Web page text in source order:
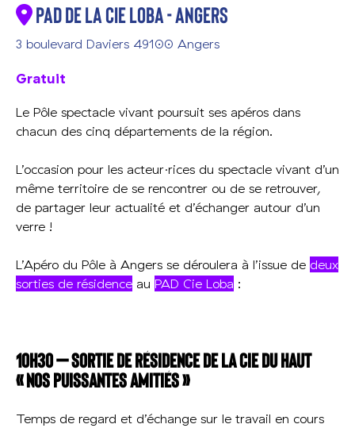
PAD de la Cie Loba - Angers
3 boulevard Daviers 49100 Angers
Gratuit
Le Pôle spectacle vivant poursuit ses apéros dans
chacun des cinq départements de la région.
L’occasion pour les acteur·rices du spectacle vivant d’un
même territoire de se rencontrer ou de se retrouver,
de partager leur actualité et d’échanger autour d’un
verre !
L’Apéro du Pôle à Angers se déroulera à l’issue de deux
sorties de résidence au PAD Cie Loba :
10h30 – Sortie de résidence de la Cie Du Haut
« Nos puissantes amitiés »
Temps de regard et d’échange sur le travail en cours